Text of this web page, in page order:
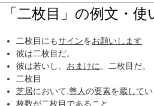
「二枚目」の例文・
二枚目にもサインをお願いします
彼は二枚目だ。
彼は若いし、 おまけに
、二枚目だ。
二枚目
芝居において,善人の要素を蔵して
枚数が二枚目であること